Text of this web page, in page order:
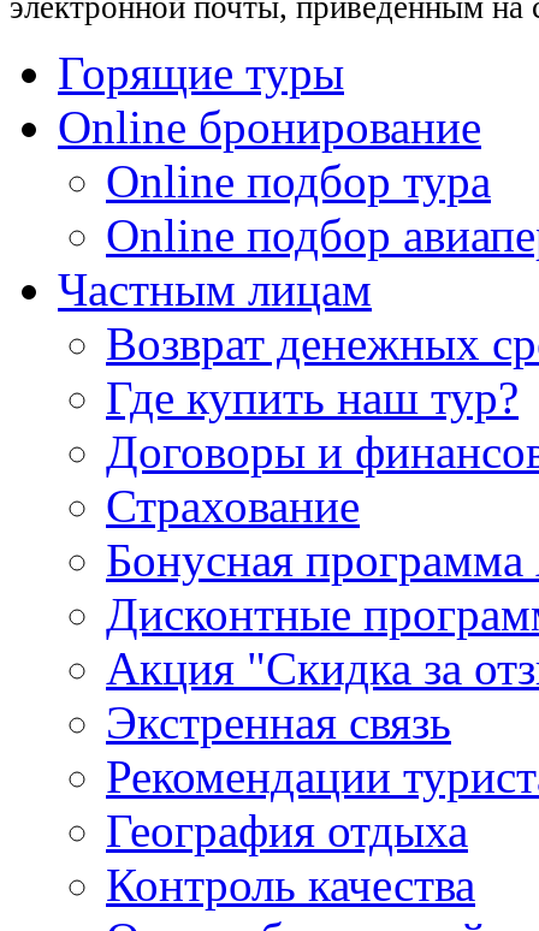
электронной почты, приведенным на
Горящие туры
Online бронирование
Online подбор тура
Online подбор
Частным лицам
Возврат денежных
Где купить наш тур?
Договоры и
Страхование
Бонусная
Дисконтные
Акция "Скидка за
Экстренная связь
Рекомендации
География отдыха
Контроль качества